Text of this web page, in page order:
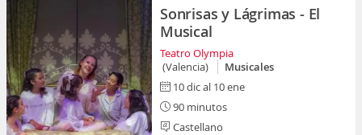
Sonrisas y Lágrimas - El
Musical
Teatro Olympia
(Valencia)
Musicales
10 dic al 10 ene
90 minutos
Castellano